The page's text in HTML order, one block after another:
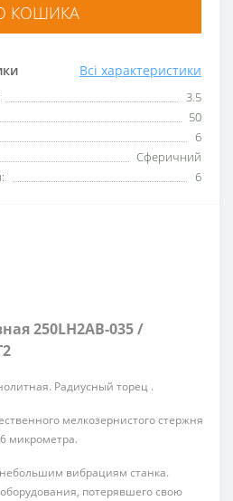
Всі характеристики
3.5
50
6
Сферичний
6
КОШИКА
250LH2AB-035 /
Радиусный торец .
мелкозернистого стержня
микрометра.
вибрациям станка.
потерявшего свою